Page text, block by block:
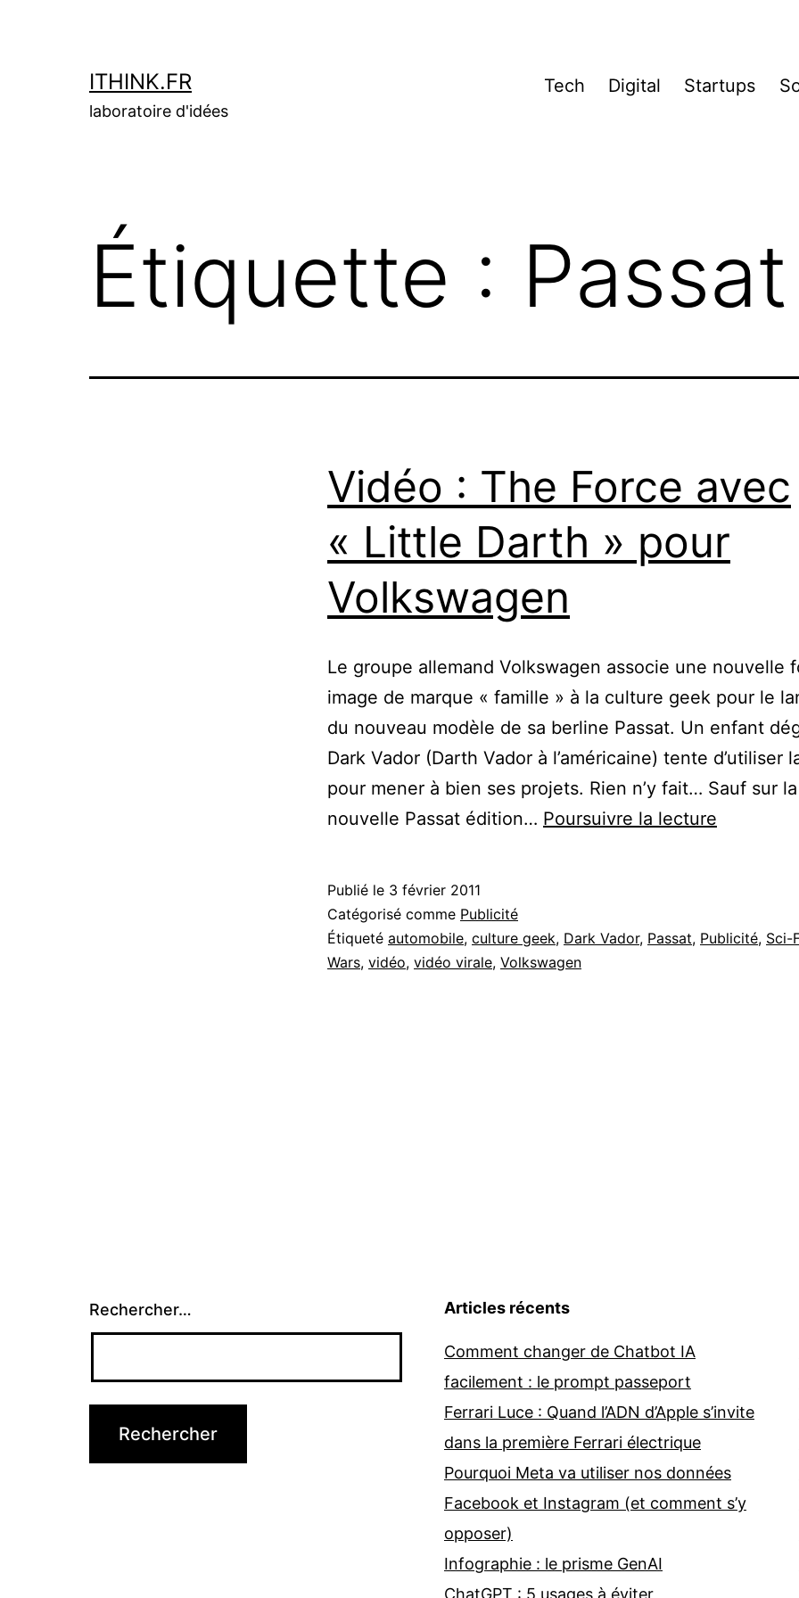
ITHINK.FR
laboratoire d'idées
Tech Digital Startups
Étiquette : Passat
Vidéo : The Force avec
« Little Darth » pour
Volkswagen
Le groupe allemand Volkswagen associe une nouvelle
image de marque « famille » à la culture geek pour le
du nouveau modèle de sa berline Passat. Un enfant
Dark Vador (Darth Vador à l’américaine) tente d’utiliser
pour mener à bien ses projets. Rien n’y fait… Sauf sur la
nouvelle Passat édition… Poursuivre la lecture
avec
Publié le 3 février 2011
Catégorisé comme Publicité
Étiqueté automobile, culture geek, Dark Vador, Passat, Publicité, Sci-
Wars, vidéo, vidéo virale, Volkswagen
Rechercher… Articles récents
Comment changer de Chatbot IA
facilement : le prompt passeport
Ferrari Luce : Quand l’ADN d’Apple s’invite
dans la première Ferrari électrique
Pourquoi Meta va utiliser nos données
Facebook et Instagram (et comment s’y
opposer)
Infographie : le prisme GenAI
ChatGPT : 5 usages à éviter